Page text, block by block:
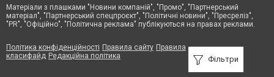
Фільтри
Матеріали з плашками "Новини компаній", "Промо", "Партнерський
матеріал", "Партнерський спецпроєкт", "Політичні новини", "Пресреліз",
"PR", "Офіційно", "Політична реклама" публікуються на правах реклами.
Політика конфіденційності Правила сайту Правила
класифайд Редакційна політика